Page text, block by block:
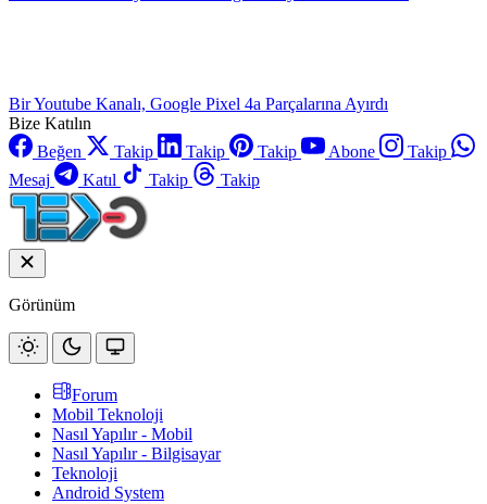
Bir Youtube Kanalı, Google Pixel 4a Parçalarına Ayırdı
Bize Katılın
Beğen
Takip Takip Takip Abone
Takip
Mesaj
Katıl Takip Takip
Görünüm
Forum
Mobil Teknoloji
Nasıl Yapılır - Mobil
Nasıl Yapılır - Bilgisayar
Teknoloji
Android System